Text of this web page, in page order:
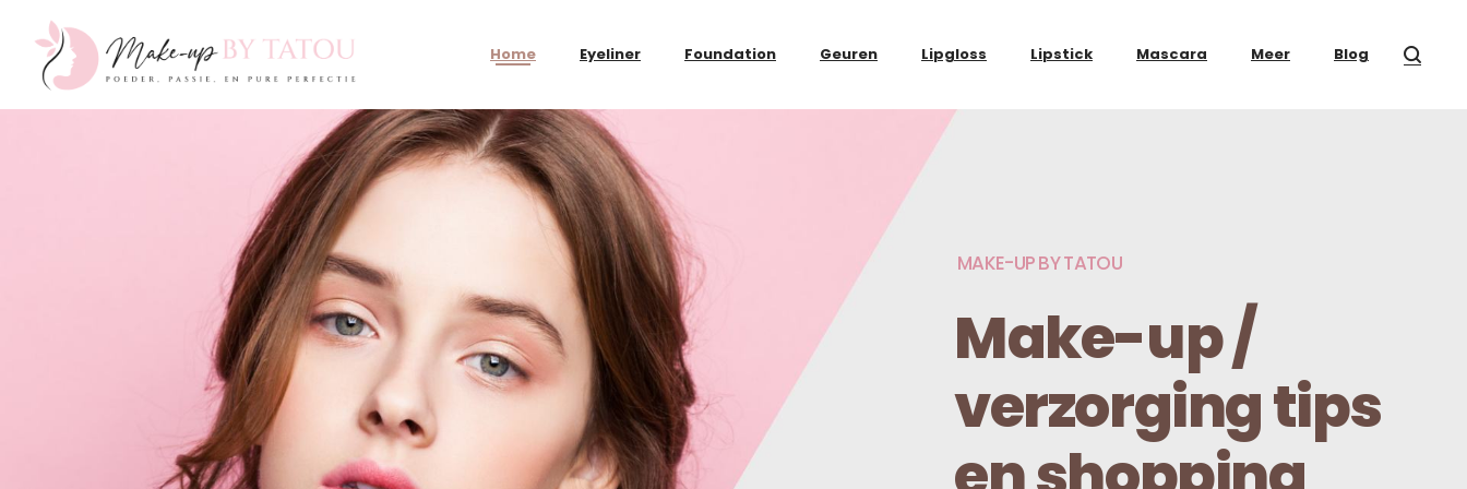
Home Eyeliner Foundation Geuren Lipgloss Lipstick Mascara Meer Blog
MAKE-UP BY TATOU
Make-up /
verzorging tips